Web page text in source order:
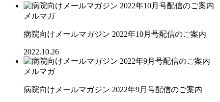
メルマガ
病院向けメールマガジン 2022年10月号配信のご案内
2022.10.26
メルマガ
病院向けメールマガジン 2022年9月号配信のご案内